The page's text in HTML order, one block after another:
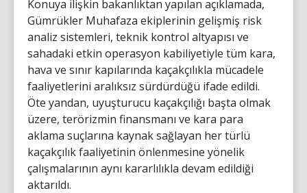
Konuya ilişkin bakanlıktan yapılan açıklamada,
Gümrükler Muhafaza ekiplerinin gelişmiş risk
analiz sistemleri, teknik kontrol altyapısı ve
sahadaki etkin operasyon kabiliyetiyle tüm kara,
hava ve sınır kapılarında kaçakçılıkla mücadele
faaliyetlerini aralıksız sürdürdüğü ifade edildi.
Öte yandan, uyuşturucu kaçakçılığı başta olmak
üzere, terörizmin finansmanı ve kara para
aklama suçlarına kaynak sağlayan her türlü
kaçakçılık faaliyetinin önlenmesine yönelik
çalışmalarının aynı kararlılıkla devam edildiği
aktarıldı.